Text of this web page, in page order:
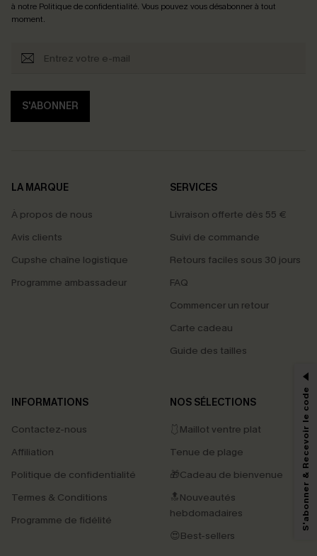
à notre Politique de confidentialité. Vous pouvez vous désabonner à tout
moment.
S'ABONNER
LA MARQUE
À propos de nous
Avis clients
Cupshe chaîne logistique
Programme ambassadeur
SERVICES
Livraison offerte dès 55 €
Suivi de commande
Retours faciles sous 30 jours
FAQ
Commencer un retour
Carte cadeau
Guide des tailles
INFORMATIONS
Contactez-nous
Affiliation
Politique de confidentialité
Termes & Conditions
Programme de fidélité
NOS SÉLECTIONS
🩱Maillot ventre plat
Tenue de plage
🎁Cadeau de bienvenue
🔝Nouveautés
hebdomadaires
😍Best-sellers
PROFITEZ DE -15%
marketing (y compris du contenu généré par l'IA) de Cupshe et
pouvons utiliser les données collectées sur notre site ainsi que des
savoir si ceux-ci ont été ouverts, de mesurer votre engagement, de
personnaliser nos contenus et nos offres, et de vous recommander des
produits susceptibles de vous intéresser, conformément à notre
Politique de
. Vous pouvez vous désabonner à tout moment.
S'abonner & Recevoir le code